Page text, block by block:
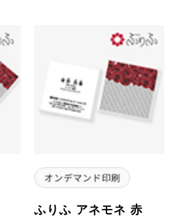
ふりふ アネモネ 赤